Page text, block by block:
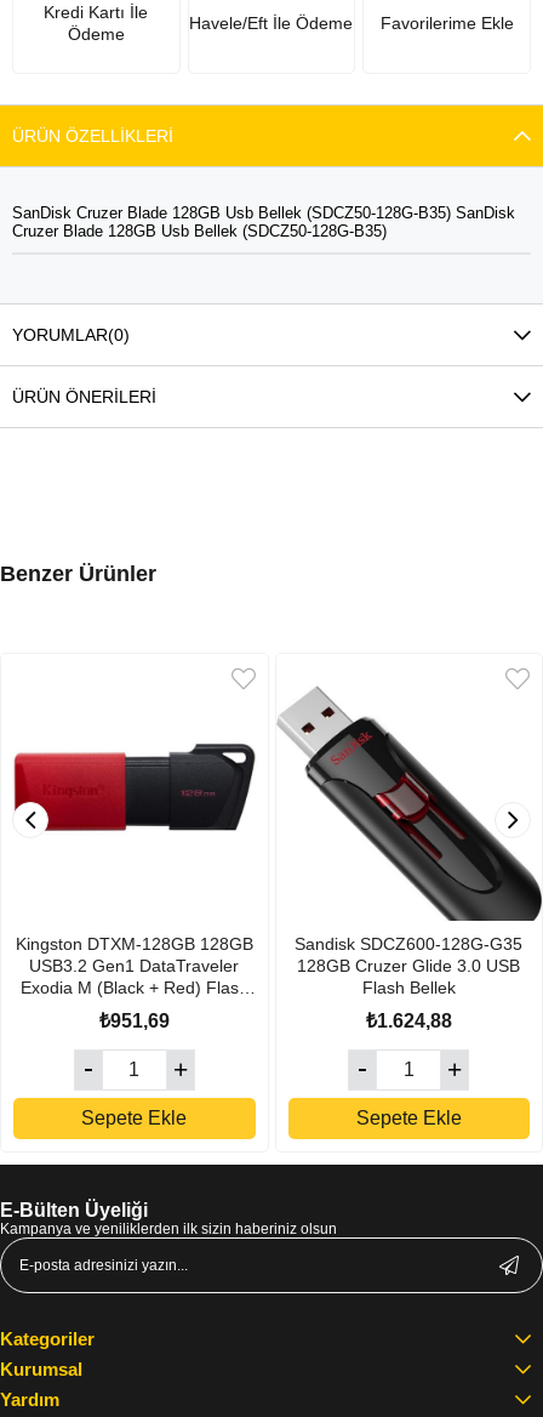
Kredi Kartı İle
Ödeme
Havele/Eft İle Ödeme Favorilerime Ekle
ÜRÜN ÖZELLIKLERI
SanDisk Cruzer Blade 128GB Usb Bellek (SDCZ50-128G-B35) SanDisk
Cruzer Blade 128GB Usb Bellek (SDCZ50-128G-B35)
YORUMLAR(0)
ÜRÜN ÖNERILERI
Benzer Ürünler
Kingston DTXM-128GB 128GB
USB3.2 Gen1 DataTraveler
Exodia M (Black + Red) Flash
Bellek
₺951,69
Sepete Ekle
Sandisk SDCZ600-128G-G35
128GB Cruzer Glide 3.0 USB
Flash Bellek
₺1.624,88
Sepete Ekle
E-Bülten Üyeliği
Kampanya ve yeniliklerden ilk sizin haberiniz olsun
Kategoriler
Kurumsal
Yardım